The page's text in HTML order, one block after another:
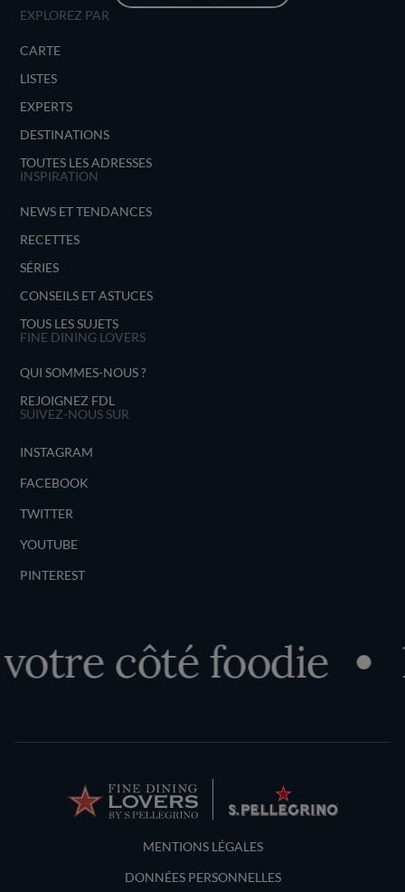
EXPLOREZ PAR
CARTE
LISTES
EXPERTS
DESTINATIONS
TOUTES LES ADRESSES
INSPIRATION
NEWS ET TENDANCES
RECETTES
SÉRIES
CONSEILS ET ASTUCES
TOUS LES SUJETS
FINE DINING LOVERS
QUI SOMMES-NOUS ?
REJOIGNEZ FDL
SUIVEZ-NOUS SUR
INSTAGRAM
FACEBOOK
TWITTER
YOUTUBE
PINTEREST
côté foodie
Terms and Conditions
MENTIONS LÉGALES
DONNÉES PERSONNELLES